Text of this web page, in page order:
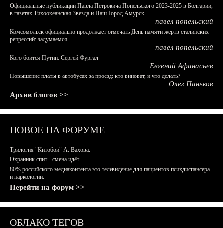
Официальные публикации Павла Петровича Попельского 2023-2025 в Болгарии,
в газетах Тихоокеанская Звезда и Наш Город Амурск
павел попельский
Комсомольск официально продолжает отмечать День памяти жертв сталинских
репрессий: задумаемся...
павел попельский
Кого боится Путин: Сергей Фургал
Евгений Афанасьев
Повышение платы в автобусах за проезд: кто виноват, и что делать?
Олег Паньков
Архив блогов >>
НОВОЕ НА ФОРУМЕ
Трилогия "Китобои" А. Вахова.
Охранник спит - смена идёт
80% российского медиаконтента это телевидение для пациентов психдиспансера
и наркологии.
Перейти на форум >>
ОБЛАКО ТЕГОВ